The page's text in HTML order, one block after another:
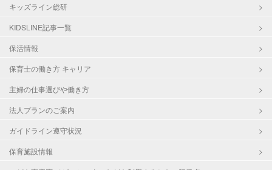
キッズライン総研
KIDSLINE記事一覧
保活情報
保育士の働き方 キャリア
主婦の仕事選びや働き方
法人プランのご案内
ガイドライン遵守状況
保育施設情報